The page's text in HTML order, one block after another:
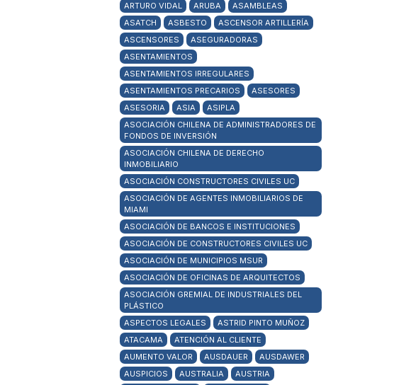
ARTURO VIDAL
ARUBA
ASAMBLEAS
ASATCH
ASBESTO
ASCENSOR ARTILLERÍA
ASCENSORES
ASEGURADORAS
ASENTAMIENTOS
ASENTAMIENTOS IRREGULARES
ASENTAMIENTOS PRECARIOS
ASESORES
ASESORIA
ASIA
ASIPLA
ASOCIACIÓN CHILENA DE ADMINISTRADORES DE
FONDOS DE INVERSIÓN
ASOCIACIÓN CHILENA DE DERECHO
INMOBILIARIO
ASOCIACIÓN CONSTRUCTORES CIVILES UC
ASOCIACIÓN DE AGENTES INMOBILIARIOS DE
MIAMI
ASOCIACIÓN DE BANCOS E INSTITUCIONES
ASOCIACIÓN DE CONSTRUCTORES CIVILES UC
ASOCIACIÓN DE MUNICIPIOS MSUR
ASOCIACIÓN DE OFICINAS DE ARQUITECTOS
ASOCIACIÓN GREMIAL DE INDUSTRIALES DEL
PLÁSTICO
ASPECTOS LEGALES
ASTRID PINTO MUÑOZ
ATACAMA
ATENCIÓN AL CLIENTE
AUMENTO VALOR
AUSDAUER
AUSDAWER
AUSPICIOS
AUSTRALIA
AUSTRIA